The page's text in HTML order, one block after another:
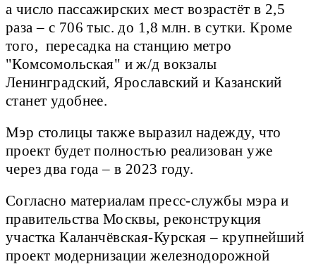
а число пассажирских мест возрастёт в 2,5
раза – с 706 тыс. до 1,8 млн. в сутки. Кроме
того, пересадка на станцию метро
"Комсомольская" и ж/д вокзалы
Ленинградский, Ярославский и Казанский
станет удобнее.
Мэр столицы также выразил надежду, что
проект будет полностью реализован уже
через два года – в 2023 году.
Согласно материалам пресс-службы мэра и
правительства Москвы, реконструкция
участка Каланчёвская-Курская – крупнейший
проект модернизации железнодорожной